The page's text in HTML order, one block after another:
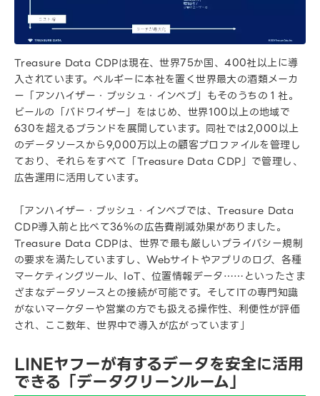
Treasure Data CDPは現在、世界75か国、400社以上に導
入されています。ベルギーに本社を置く世界最大の酒類メーカ
ー「アンハイザー・ブッシュ・インベブ」もそのうちの１社。
ビールの「バドワイザー」をはじめ、世界100以上の地域で
630を超えるブランドを展開しています。同社では2,000以上
のデータソースから9,000万以上の顧客プロファイルを管理し
ており、それらをすべて「Treasure Data CDP」で管理し、
広告運用に活用しています。
「アンハイザー・ブッシュ・インベブでは、Treasure Data
CDP導入前と比べて36％の広告費削減効果がありました。
Treasure Data CDPは、世界で最も厳しいプライバシー規制
の要求を満たしていますし、Webサイトやアプリのログ、各種
マーケティングツール、IoT、位置情報データ……といったさま
ざまなデータソースとの接続が可能です。そしてITの専門知識
がないマーケターや営業の方でも扱える操作性、利便性が評価
され、ここ数年、世界中で導入が広がっています」
LINEヤフーが有するデータを安全に活用
できる「データクリーンルーム」